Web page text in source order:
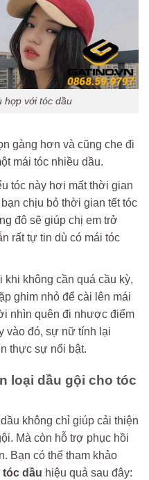
hợp với tóc dầu
gàng hơn và cũng che đi
mái tóc nhiều dầu.
tóc này hơi mất thời gian
chịu bỏ thời gian tết tóc
đô sẽ giúp chị em trở
rất tự tin dù có mái tóc
khi không cần quá cầu kỳ,
ghim nhỏ để cài lên mái
nhìn quên đi nhược điểm
vào đó, sự nữ tính lại
thực sự nổi bật.
loại dầu gội cho tóc
không chỉ giúp cải thiện
Mà còn hỗ trợ phục hồi
Bạn có thể tham khảo
dầu hiệu quả sau đây: